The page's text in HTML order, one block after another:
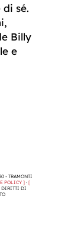
di sé.
Billy
e
- TRAMONTI
POLICY ]· [
DIRITTI DI